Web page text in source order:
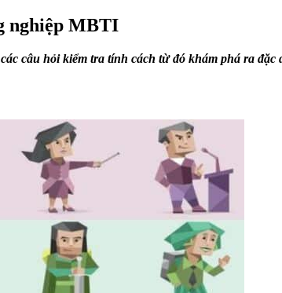
nghiệp MBTI
câu hỏi kiểm tra tính cách từ đó khám phá ra